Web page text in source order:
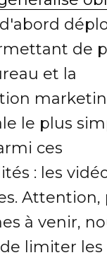
de
et la
le plus
ces
: les
Attention,
à venir,
limiter les